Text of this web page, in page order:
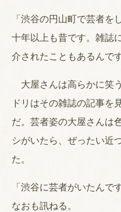
「渋谷の円山町で芸者
十年以上も昔です。雑誌
介されたこともあるんで
大屋さんは高らかに笑
ドリはその雑誌の記事を
だ。芸者姿の大屋さんは
シがいたら、ぜったい近
た。
「渋谷に芸者がいたんで
なおも訊ねる。